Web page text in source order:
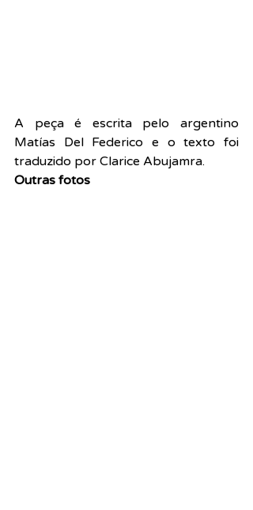
A peça é escrita pelo argentino
Matías Del Federico e o texto foi
traduzido por Clarice Abujamra.
Outras fotos